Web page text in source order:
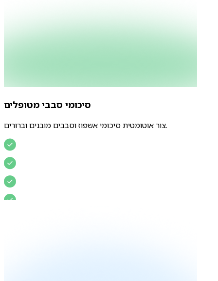
סיכומי סבבי מטופלים
צור אוטומטית סיכומי אשפוז וסבבים מובנים וברורים.